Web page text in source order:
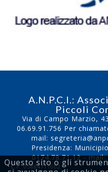
A.N.P.C.I.:
Piccoli
Via di Campo Marzio,
06.69.91.756 Per
mail:
Presidenza:
0174.78.71.12- mail:
C.F. 05884711002
Questo sito o gli